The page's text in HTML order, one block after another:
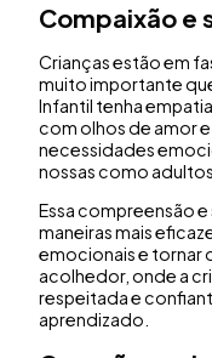
Compaixão e
Crianças estão em
muito importante
Infantil tenha
com olhos de amor
necessidades
nossas como adultos.
Essa compreensão
maneiras mais
emocionais e tornar
acolhedor, onde a
respeitada e
aprendizado.